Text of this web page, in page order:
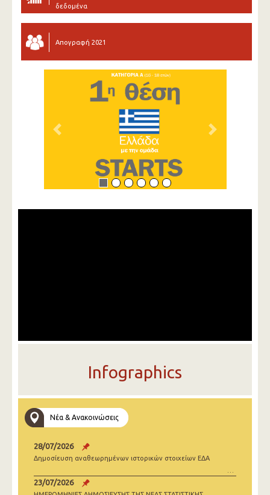
δεδομένα
Απογραφή 2021
Previous Next
Infographics
Νέα & Ανακοινώσεις
28/07/2026
Δημοσίευση αναθεωρημένων ιστορικών στοιχείων ΕΔΑ
23/07/2026